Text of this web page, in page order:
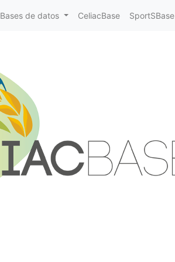
Bases de datos CeliacBase SportSBase